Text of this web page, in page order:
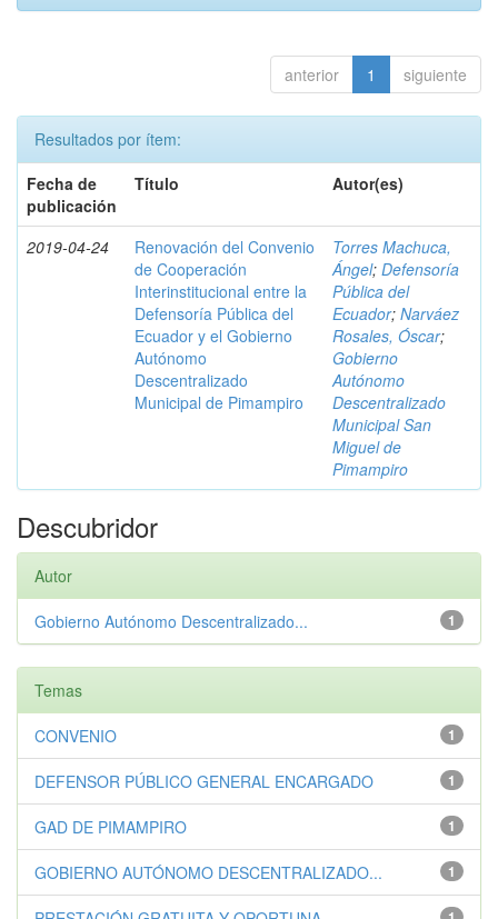
anterior 1 siguiente
Resultados por ítem:
Fecha de
publicación
Título Autor(es)
2019-04-24
Renovación del Convenio
de Cooperación
Interinstitucional entre la
Defensoría Pública del
Ecuador y el Gobierno
Autónomo
Descentralizado
Municipal de Pimampiro
Torres Machuca,
Ángel; Defensoría
Pública del
Ecuador; Narváez
Rosales, Óscar;
Gobierno
Autónomo
Descentralizado
Municipal San
Miguel de
Pimampiro
Descubridor
Autor
1
Gobierno Autónomo Descentralizado...
Temas
1
CONVENIO
1
DEFENSOR PÚBLICO GENERAL ENCARGADO
1
GAD DE PIMAMPIRO
1
GOBIERNO AUTÓNOMO DESCENTRALIZADO...